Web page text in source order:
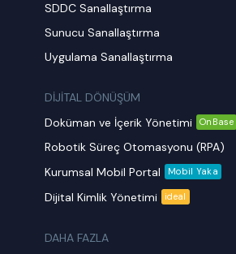
SDDC Sanallaştırma
Sunucu Sanallaştırma
Uygulama Sanallaştırma
DİJİTAL DÖNÜŞÜM
Doküman ve İçerik Yönetimi
OnBase
Robotik Süreç Otomasyonu (RPA)
Kurumsal Mobil Portal
Mobil Yaka
Dijital Kimlik Yönetimi ideal
DAHA FAZLA